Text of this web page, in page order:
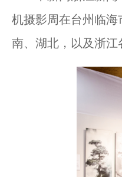
机摄影周在台州临
南、湖北，以及浙